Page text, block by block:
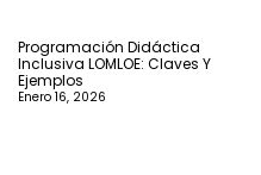
Programación Didáctica
Inclusiva LOMLOE: Claves Y
Ejemplos
Enero 16, 2026